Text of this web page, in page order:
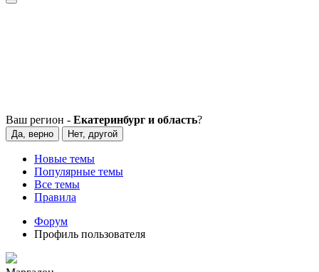
Ваш регион - Екатеринбург и область?
Да, верно Нет, другой
Новые темы
Популярные темы
Все темы
Правила
Форум
Профиль пользователя